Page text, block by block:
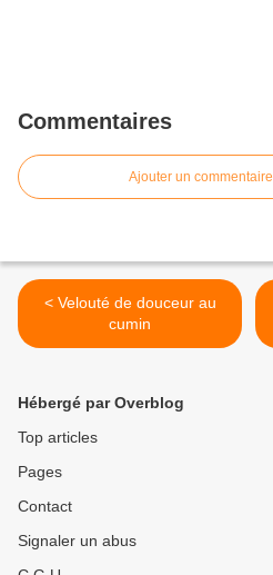
Commentaires
Ajouter un commentaire
< Velouté de douceur au
cumin
Hébergé par Overblog
Top articles
Pages
Contact
Signaler un abus